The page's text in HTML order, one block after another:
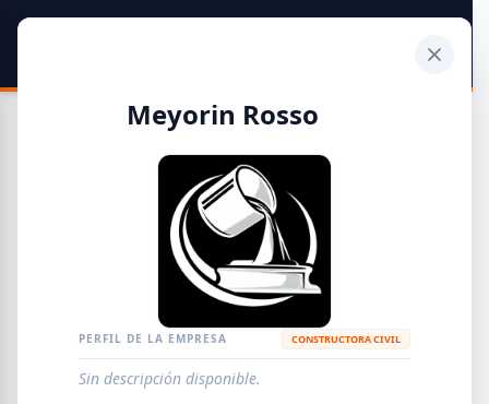
Guía de Empresas Metalúrgicas y Siderúrgicas
METALÚRGICAS
EMPRESAS AGREGAR EMPRESA
Meyorin Rosso
PERFIL DE LA EMPRESA CONSTRUCTORA CIVIL
Sin descripción disponible.